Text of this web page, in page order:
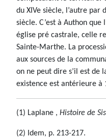
du XIVe siècle, l’autre par
siècle. C’est à Authon
église pré castrale, celle
Sainte-Marthe. La
aux sources de la
on ne peut dire s’il est de
existence est antérieure à
(1) Laplane , Histoire de
(2) Idem, p. 213-217.